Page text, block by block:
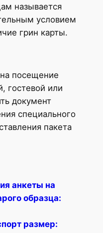
называется
условием
грин карты.
посещение
гостевой или
документ
специального
пакета
анкеты на
образца:
размер: